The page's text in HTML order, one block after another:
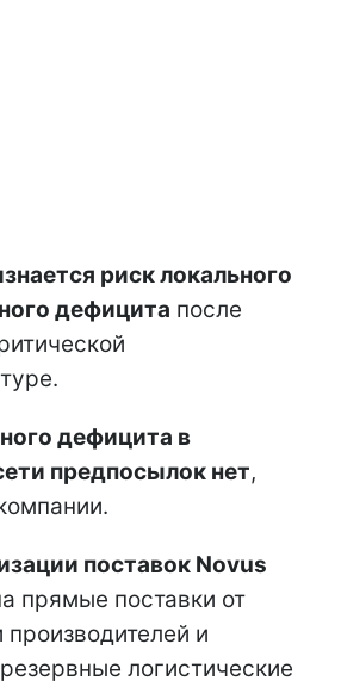
риск локального
дефицита после
дефицита в
предпосылок нет,
поставок Novus
прямые поставки от
производителей и
логистические